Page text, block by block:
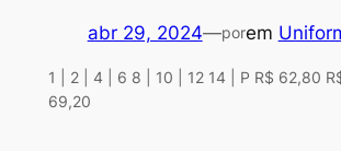
abr 29, 2024—porem
1 | 2 | 4 | 6 8 | 10 | 12 14 | P R$ 62,80
69,20